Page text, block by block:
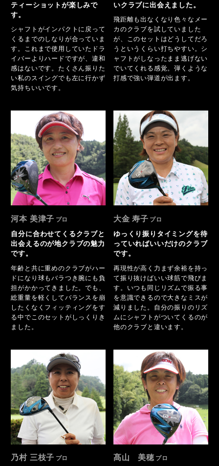
ティーショットが楽しみで
す。
シャフトがインパクトに戻って
くるまでのしなりが合っていま
す。これまで使用していたドラ
イバーよりハードですが、違和
感はないです。たくさん振りた
い私のスイングでも左に行かず
気持ちいいです。
いクラブに出会えました。
飛距離も出なくなり色々なメー
カのクラブを試していました
が、このセットはどうしてだろ
うというくらい打ちやすい。シ
ャフトがしなったまま逃げない
でいてくれる感覚。弾くような
打感で強い弾道が出ます。
河本 美津子
自分に合わせてくるクラブと
出会えるのが地クラブの魅力
です。
年齢と共に重めのクラブがハー
ドになり球もバラつき腕にも負
担がかかってきました。でも、
総重量を軽くしてバランスを崩
したくなくフィッティングをす
る中でこのセットがしっくりき
ました。
大金 寿子
ゆっくり振りタイミングを待
っていればいいだけのクラブ
です。
再現性が高く力まず余裕を持っ
て振り抜けばいい球筋で飛びま
す。いつも同じリズムで振る事
を意識できるので大きなミスが
減りました。自分の振りのリズ
ムにシャフトがついてくるのが
他のクラブと違います。
乃村 三枝子 髙山 美穂